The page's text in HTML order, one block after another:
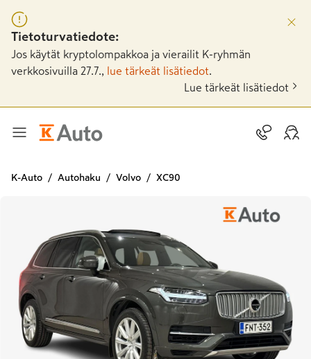
Tietoturvatiedote:
Jos käytät kryptolompakkoa ja vierailit K-ryhmän
verkkosivuilla 27.7.,
lue tärkeät lisätiedot
Lue tärkeät lisätiedot
K-Auto Autohaku Volvo XC90